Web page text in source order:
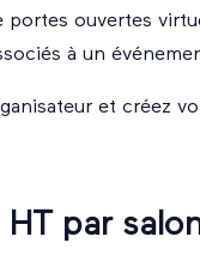
ouvertes
à un
et créez
par